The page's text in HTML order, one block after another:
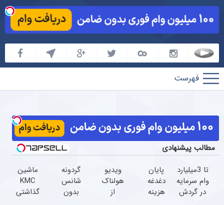
پارس
فوتبال
مطالب پیشنهادی
تا 3میلیارد
وام سرمایه
در گردش
پایان
دغدغه
هزینه
ویدیو
هولناک
از
گردونه
شانس
بدون
ماشین
KMC
گذاشتی